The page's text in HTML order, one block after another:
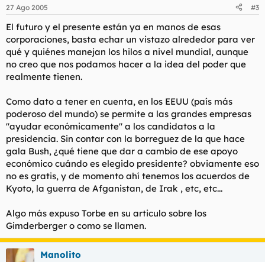
27 Ago 2005 #3
El futuro y el presente están ya en manos de esas
corporaciones, basta echar un vistazo alrededor para ver
qué y quiénes manejan los hilos a nivel mundial, aunque
no creo que nos podamos hacer a la idea del poder que
realmente tienen.
Como dato a tener en cuenta, en los EEUU (país más
poderoso del mundo) se permite a las grandes empresas
"ayudar económicamente" a los candidatos a la
presidencia. Sin contar con la borreguez de la que hace
gala Bush, ¿qué tiene que dar a cambio de ese apoyo
económico cuándo es elegido presidente? obviamente eso
no es gratis, y de momento ahí tenemos los acuerdos de
Kyoto, la guerra de Afganistan, de Irak , etc, etc...
Algo más expuso Torbe en su articulo sobre los
Gimderberger o como se llamen.
Manolito